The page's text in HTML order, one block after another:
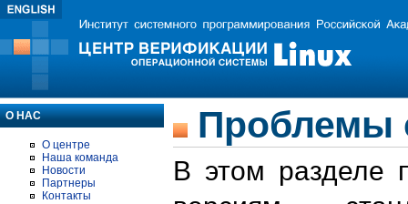
О НАС
О центре
Наша команда
Новости
Партнеры
Контакты
Проблемы
В этом разделе